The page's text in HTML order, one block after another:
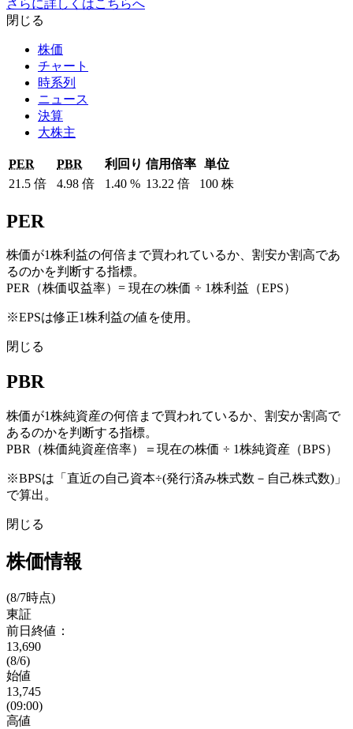
さらに詳しくはこちらへ
閉じる
株価
チャート
時系列
ニュース
決算
大株主
PER PBR 利回り 信用倍率 単位
21.5 倍 4.98 倍 1.40 % 13.22 倍 100 株
PER
株価が1株利益の何倍まで買われているか、割安か割高であ
るのかを判断する指標。
PER（株価収益率）= 現在の株価 ÷ 1株利益（EPS）
※EPSは修正1株利益の値を使用。
閉じる
PBR
株価が1株純資産の何倍まで買われているか、割安か割高で
あるのかを判断する指標。
PBR（株価純資産倍率）＝現在の株価 ÷ 1株純資産（BPS）
※BPSは「直近の自己資本÷(発行済み株式数－自己株式数)」
で算出。
閉じる
株価情報
(8/7時点)
東証
前日終値：
13,690
(8/6)
始値
13,745
(09:00)
高値